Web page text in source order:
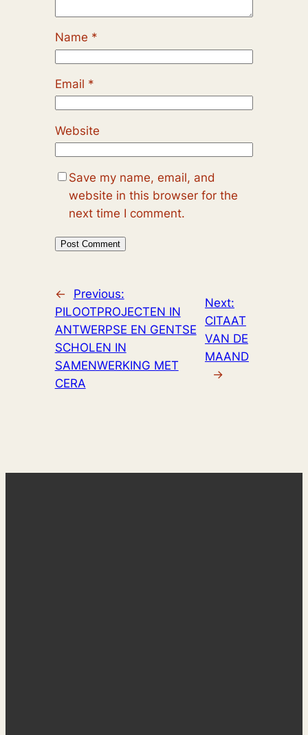
Name *
Email *
Website
Save my name, email, and
website in this browser for the
next time I comment.
←
Previous:
PILOOTPROJECTEN IN
ANTWERPSE EN GENTSE
SCHOLEN IN
SAMENWERKING MET
CERA
Next:
CITAAT
VAN DE
MAAND
→